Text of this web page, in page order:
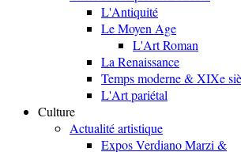
L'Antiquité
Le Moyen Age
L'Art Roman
La Renaissance
Temps moderne & XIXe
L'Art pariétal
Culture
Actualité artistique
Expos Verdiano Marzi &